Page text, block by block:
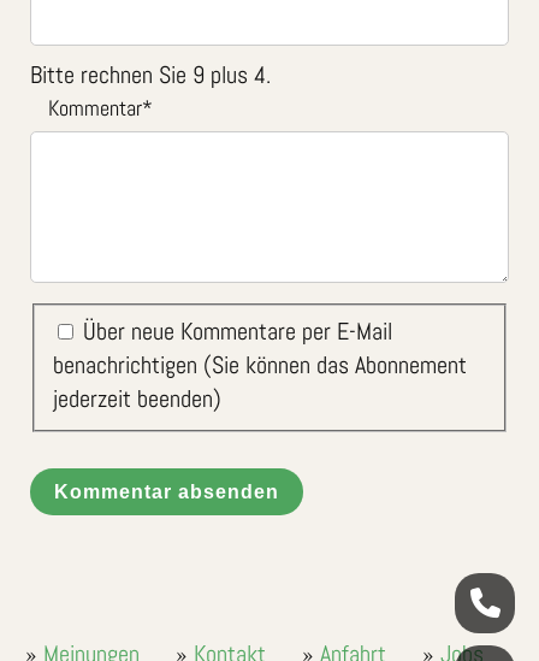
Bitte rechnen Sie 9 plus 4.
Kommentar*
Über neue Kommentare per E-Mail
benachrichtigen (Sie können das Abonnement
jederzeit beenden)
Kommentar absenden
Meinungen Kontakt Anfahrt Jobs